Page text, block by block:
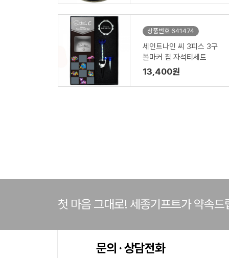
상품번호 641474
세인트나인 씨 3피스 3구
볼마커 칩 자석티세트
13,400원
첫 마음 그대로! 세종기프트가 약속드
문의 · 상담전화